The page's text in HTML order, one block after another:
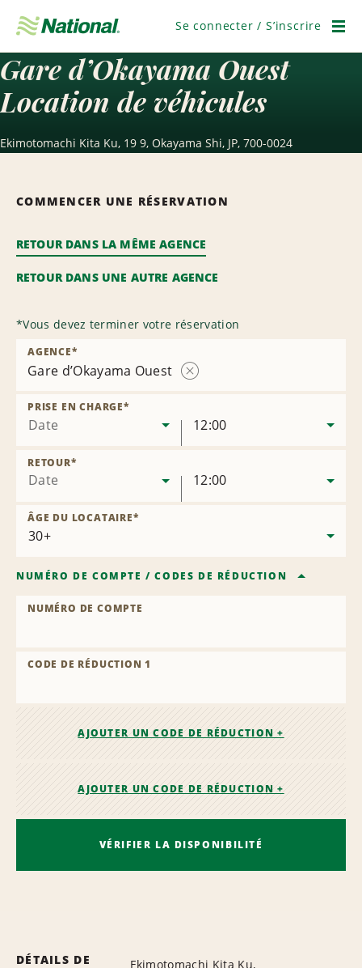
navigation
Se connecter / S’inscrire
Gare d’Okayama Ouest
Location de véhicules
Ekimotomachi Kita Ku, 19 9, Okayama Shi, JP, 700-0024
COMMENCER UNE RÉSERVATION
RETOUR DANS LA MÊME AGENCE
RETOUR DANS UNE AUTRE AGENCE
*Vous devez terminer votre réservation
Gare d’Okayama Ouest
AGENCE*
Date
PRISE EN CHARGE*
12:00
Date
RETOUR*
12:00
ÂGE DU LOCATAIRE*
NUMÉRO DE COMPTE /CODES DE RÉDUCTION
NUMÉRO DE COMPTE
CODE DE RÉDUCTION 1
AJOUTER UN CODE DE RÉDUCTION +
AJOUTER UN CODE DE RÉDUCTION +
VÉRIFIER LA DISPONIBILITÉ
DÉTAILS DE
Ekimotomachi Kita Ku,